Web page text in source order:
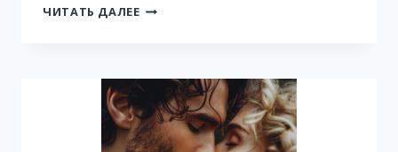
ЧИТАТЬ ДАЛЕЕ ОН